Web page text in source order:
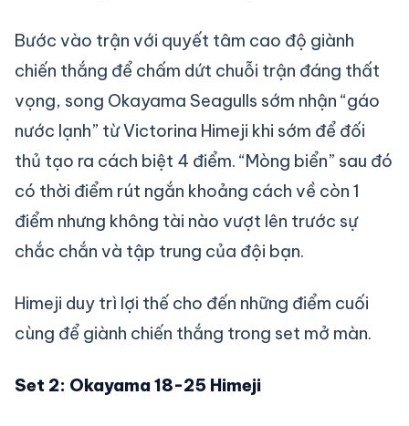
Bước vào trận với quyết tâm cao độ giành
chiến thắng để chấm dứt chuỗi trận đáng thất
vọng, song Okayama Seagulls sớm nhận “gáo
nước lạnh” từ Victorina Himeji khi sớm để đối
thủ tạo ra cách biệt 4 điểm. “Mòng biển” sau đó
có thời điểm rút ngắn khoảng cách về còn 1
điểm nhưng không tài nào vượt lên trước sự
chắc chắn và tập trung của đội bạn.
Himeji duy trì lợi thế cho đến những điểm cuối
cùng để giành chiến thắng trong set mở màn.
Set 2: Okayama 18-25 Himeji